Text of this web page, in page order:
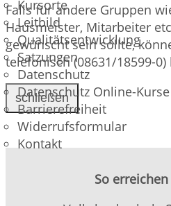
Kursorte
Leitbild
Qualitätsentwicklung
Satzungen
Datenschutz
Datenschutz Online-Kurse
Barrierefreiheit
Widerrufsformular
Kontakt
Falls für andere Gruppen
Hausmeister, Mitarbeiter
gewünscht sein sollte,
telefonisch (08631/18599-0)
schließen
So